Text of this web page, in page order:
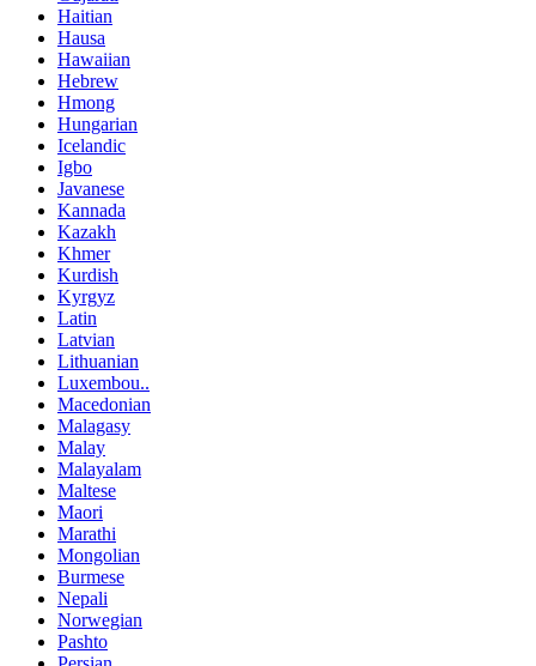
Haitian
Hausa
Hawaiian
Hebrew
Hmong
Hungarian
Icelandic
Igbo
Javanese
Kannada
Kazakh
Khmer
Kurdish
Kyrgyz
Latin
Latvian
Lithuanian
Luxembou..
Macedonian
Malagasy
Malay
Malayalam
Maltese
Maori
Marathi
Mongolian
Burmese
Nepali
Norwegian
Pashto